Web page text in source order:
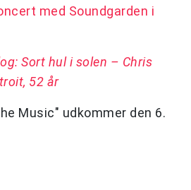
med Soundgarden i
Sort hul i solen – Chris
52 år
Music" udkommer den 6.